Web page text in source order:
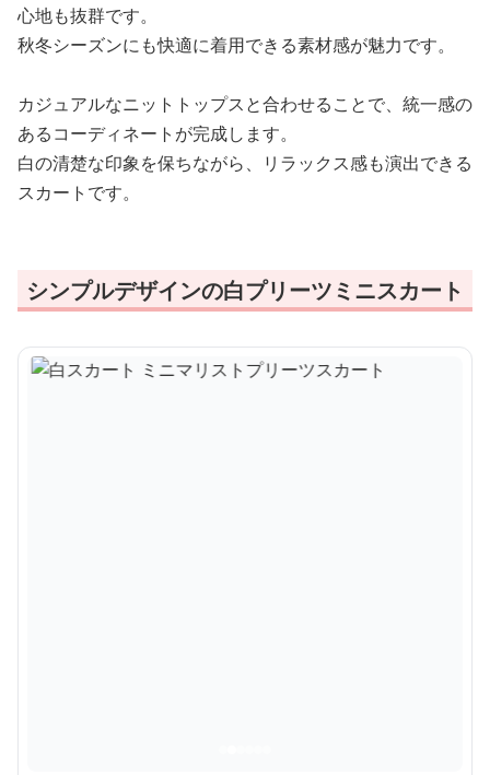
心地も抜群です。
秋冬シーズンにも快適に着用できる素材感が魅力です。
カジュアルなニットトップスと合わせることで、統一感の
あるコーディネートが完成します。
白の清楚な印象を保ちながら、リラックス感も演出できる
スカートです。
シンプルデザインの白プリーツミニスカート